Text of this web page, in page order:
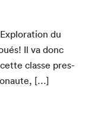
du
Il va donc
classe pres­
[…]